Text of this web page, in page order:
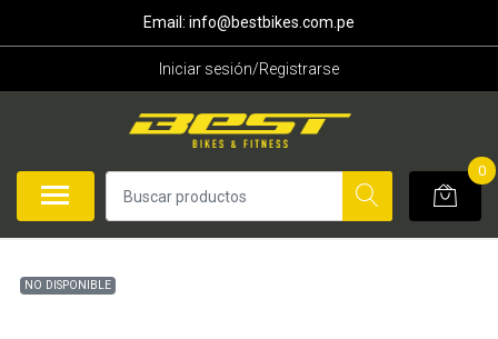
Email: info@bestbikes.com.pe
Iniciar sesión/Registrarse
0
NO DISPONIBLE